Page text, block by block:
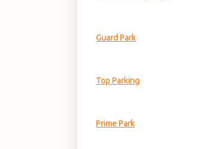
Guard Park
Top Parking
Prime Park